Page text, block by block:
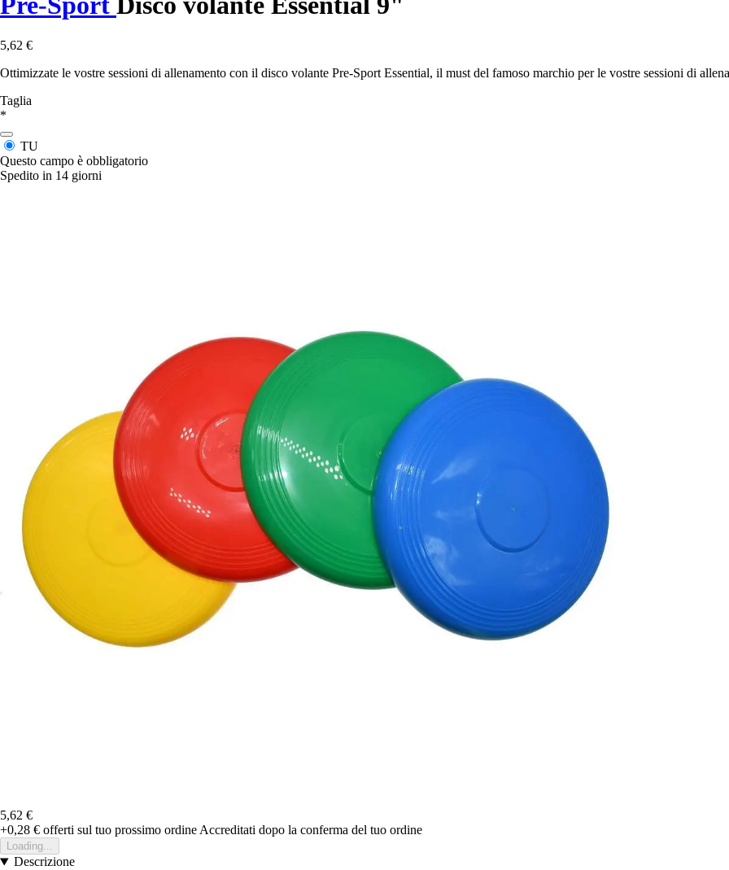
5,62 €
Ottimizzate le vostre sessioni di allenamento con il disco volante Pre-Sport Essential, il must del famoso marchio per le vostre sessioni di
Taglia
*
TU
Questo campo è obbligatorio
Spedito in 14 giorni
5,62 €
+0,28 € offerti sul tuo prossimo ordine Accreditati dopo la conferma del tuo ordine
Loading...
Descrizione